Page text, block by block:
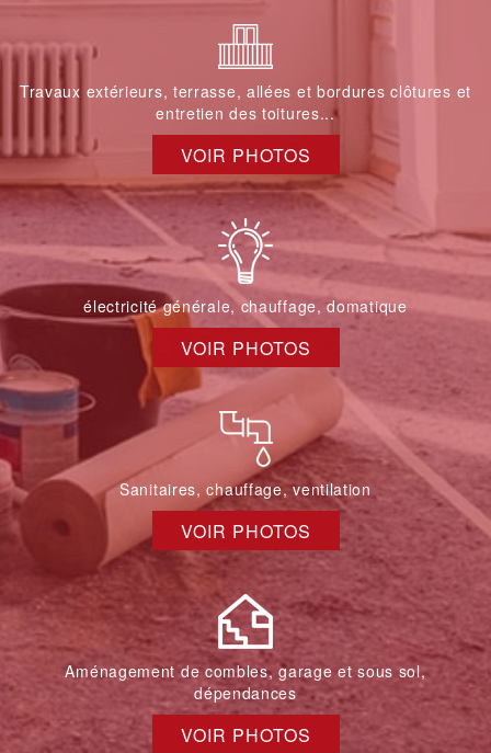
Travaux extérieurs, terrasse, allées et bordures clôtures et
entretien des toitures...
VOIR PHOTOS
électricité générale, chauffage, domatique
VOIR PHOTOS
Sanitaires, chauffage, ventilation
VOIR PHOTOS
Aménagement de combles, garage et sous sol,
dépendances
VOIR PHOTOS